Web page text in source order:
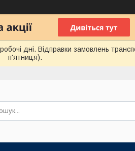
дні. Відправки замовлень
п'ятниця).